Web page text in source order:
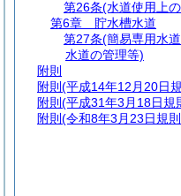
第26条(水道使用上
第6章
貯水槽水道
第27条(簡易専用水
水道の管理等)
附則
附則 (平成14年12月20日
附則 (平成31年3月18日規
附則 (令和8年3月23日規